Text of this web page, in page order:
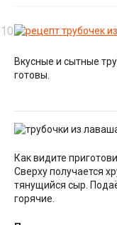
Вкусные и сытные
готовы.
Как видите
Сверху получается
тянущийся сыр.
горячие.